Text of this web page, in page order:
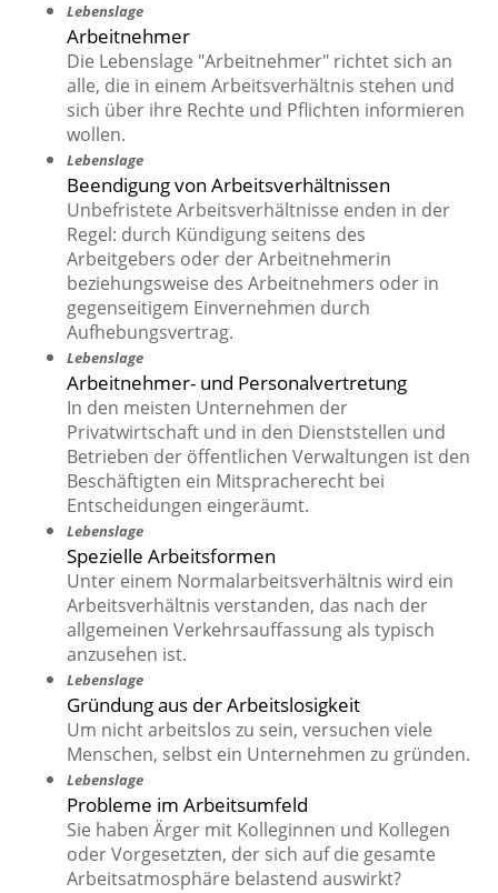
Lebenslage
Arbeitnehmer
Die Lebenslage "Arbeitnehmer" richtet sich an
alle, die in einem Arbeitsverhältnis stehen und
sich über ihre Rechte und Pflichten informieren
wollen.
Lebenslage
Beendigung von Arbeitsverhältnissen
Unbefristete Arbeitsverhältnisse enden in der
Regel: durch Kündigung seitens des
Arbeitgebers oder der Arbeitnehmerin
beziehungsweise des Arbeitnehmers oder in
gegenseitigem Einvernehmen durch
Aufhebungsvertrag.
Lebenslage
Arbeitnehmer- und Personalvertretung
In den meisten Unternehmen der
Privatwirtschaft und in den Dienststellen und
Betrieben der öffentlichen Verwaltungen ist den
Beschäftigten ein Mitspracherecht bei
Entscheidungen eingeräumt.
Lebenslage
Spezielle Arbeitsformen
Unter einem Normalarbeitsverhältnis wird ein
Arbeitsverhältnis verstanden, das nach der
allgemeinen Verkehrsauffassung als typisch
anzusehen ist.
Lebenslage
Gründung aus der Arbeitslosigkeit
Um nicht arbeitslos zu sein, versuchen viele
Menschen, selbst ein Unternehmen zu gründen.
Lebenslage
Probleme im Arbeitsumfeld
Sie haben Ärger mit Kolleginnen und Kollegen
oder Vorgesetzten, der sich auf die gesamte
Arbeitsatmosphäre belastend auswirkt?